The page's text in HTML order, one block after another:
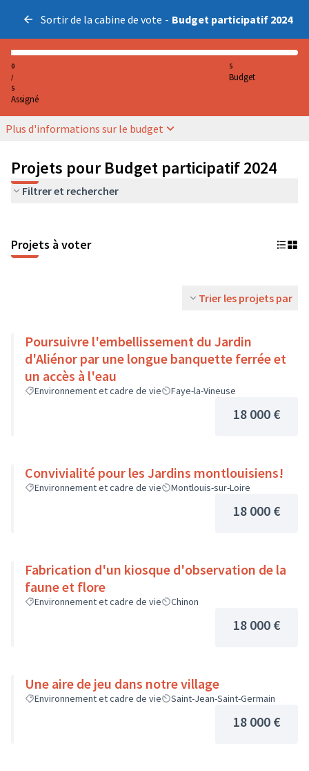
Sortir de la cabine de vote - Budget participatif 2024
0
/
5
Assigné
5
Budget
Plus d'informations sur le budget
Projets pour Budget participatif 2024
Filtrer et rechercher
Projets à voter
Trier les projets par
Poursuivre l'embellissement du Jardin
d'Aliénor par une longue banquette ferrée et
un accès à l'eau
Environnement et cadre de vie Faye-la-Vineuse
18 000 €
Convivialité pour les Jardins montlouisiens!
Environnement et cadre de vie Montlouis-sur-Loire
18 000 €
Fabrication d'un kiosque d'observation de la
faune et flore
Environnement et cadre de vie Chinon
18 000 €
Une aire de jeu dans notre village
Environnement et cadre de vie Saint-Jean-Saint-Germain
18 000 €